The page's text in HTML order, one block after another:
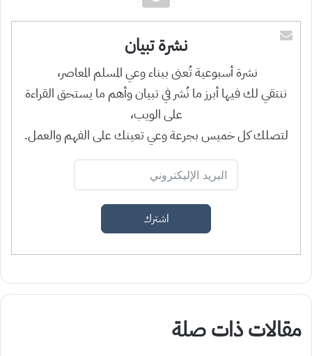
نشرة تبيان
نشرة أسبوعية تُعنى ببناء وعي المسلم المعاصر،
ننتقي لك فيها أبرز ما نُشر في تبيان وأهم ما يستحق القراءة
على الويب،
لتصلك كل خميس بجرعة وعي تعينك على الفهم والعمل.
اشترك
مقالات ذات صلة